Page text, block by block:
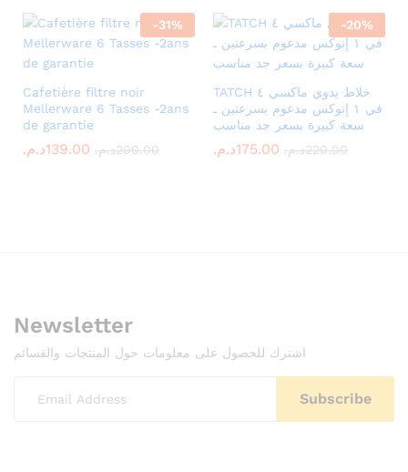
-31%
Cafetière filtre noir
Mellerware 6 Tasses -2ans
de garantie
139.00د.م. 200.00د.م.
-20%
TATCH خلاط يدوي ماكسي ٤
في ١ إنوكس مدعوم بسرعتين ـ
سعة كبيرة بسعر جد مناسب
175.00د.م. 220.00د.م.
Newsletter
اشترك للحصول على معلومات حول المنتجات والقسائم